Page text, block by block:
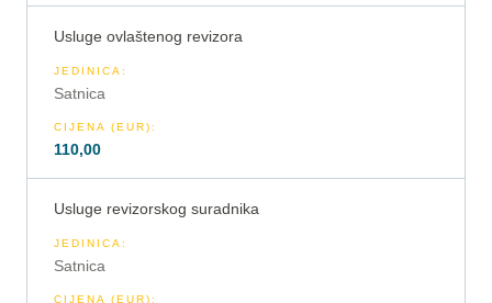
Usluge ovlaštenog revizora
JEDINICA :
Satnica
CIJENA (EUR):
110,00
Usluge revizorskog suradnika
JEDINICA :
Satnica
CIJENA (EUR):